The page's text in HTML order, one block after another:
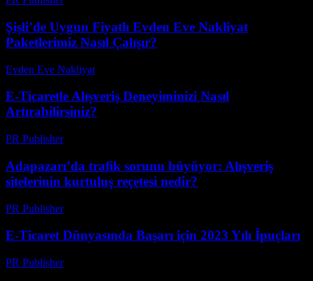
Şişli’de Uygun Fiyatlı Evden Eve Nakliyat
Paketlerimiz Nasıl Çalışır?
Evden Eve Nakliyat
E-Ticaretle Alışveriş Deneyiminizi Nasıl
Artırabilirsiniz?
PR Publisher-
Adapazarı’da trafik sorunu büyüyor: Alışveriş
sitelerinin kurtuluş reçetesi nedir?
PR Publisher-
E-Ticaret Dünyasında Başarı için 2023 Yılı İpuçları
PR Publisher-